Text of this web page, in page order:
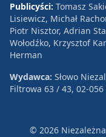
Publicyści: Tomasz
Lisiewicz, Michał
Piotr Nisztor, Adrian
Wołodźko, Krzysztof
Herman
Wydawca: Słowo
Filtrowa 63 / 43, 02-056
© 2026